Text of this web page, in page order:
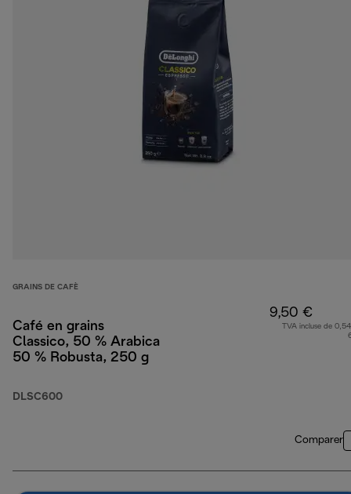
GRAINS DE CAFÈ
Café en grains
Classico, 50 % Arabica
50 % Robusta, 250 g
DLSC600
9,50 €
TVA incluse de
Comparer